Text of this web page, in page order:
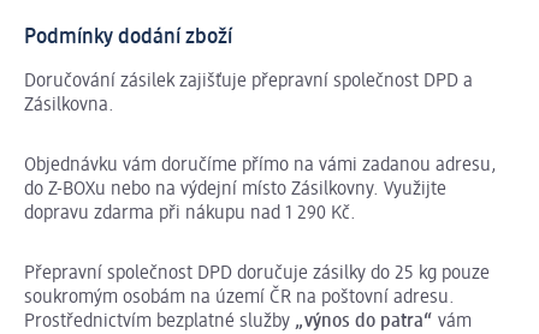
Podmínky dodání zboží
Doručování zásilek zajišťuje přepravní společnost DPD a
Zásilkovna.
Objednávku vám doručíme přímo na vámi zadanou adresu,
do Z-BOXu nebo na výdejní místo Zásilkovny. Využijte
dopravu zdarma při nákupu nad 1 290 Kč.
Přepravní společnost DPD doručuje zásilky do 25 kg pouze
soukromým osobám na území ČR na poštovní adresu.
Prostřednictvím bezplatné služby „výnos do patra“ vám